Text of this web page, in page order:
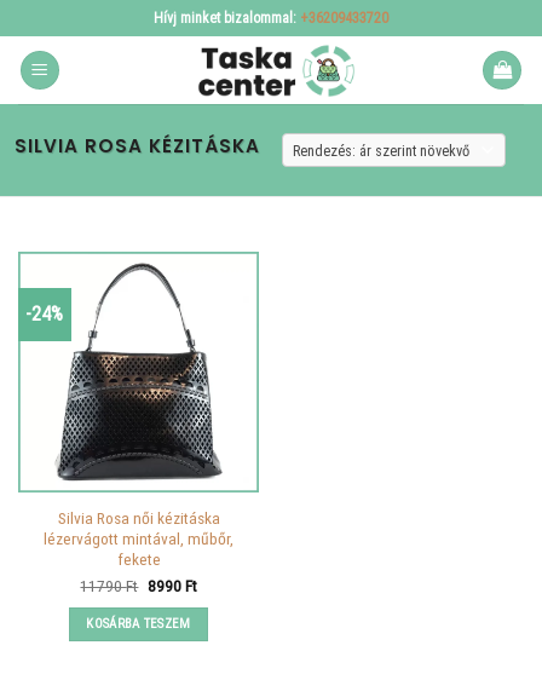
to
content
Hívj minket bizalommal: +36209433720
SILVIA ROSA KÉZITÁSKA
-24%
Silvia Rosa női kézitáska
lézervágott mintával, műbőr,
fekete
11790Ft Original
was:
11790 Ft.
8990FtCurrent
KOSÁRBA TESZEM